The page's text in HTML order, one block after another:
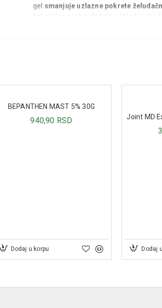
gel smanjuje uzlazne pokrete
želudačnog soka, dodatno štiteći
• Podrigivanja.
• Upornog jutarnjeg kašlja.
BEPANTHEN MAST 5% 30G
940,90 RSD
Dodaj u korpu
Joint MD
Dodaj